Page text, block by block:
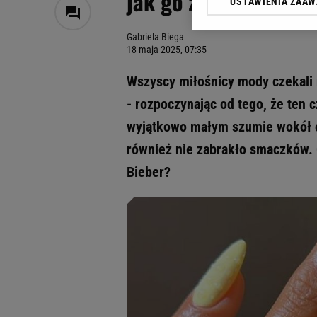
Gabriela Biega
18 maja 2025, 07:35
Wszyscy miłośnicy mody
- rozpoczynając od tego, że ten
wyjątkowo małym szumie
również nie zabrakło
Bieber?
Klikając „Akceptuję”
My, nasi Zaufani
Użycie dokładnych
Przechowywanie
badnie odbiorców i